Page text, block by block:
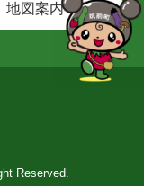
地図案内
Reserved.